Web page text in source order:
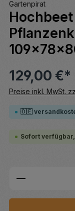
Gartenpirat
129,00 €*
Preise inkl. MwSt.
🇩🇪
Sofort
Produkt